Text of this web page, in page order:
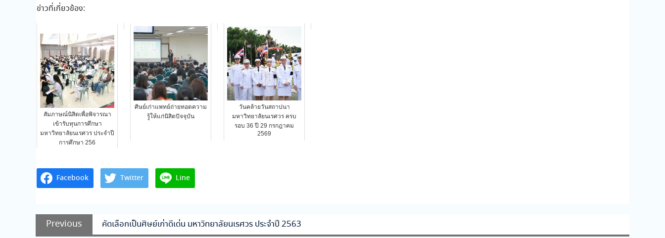
ข่าวที่เกี่ยวข้อง:
สัมภาษณ์นิสิตเพื่อพิจารณา
เข้ารับทุนการศึกษา
มหาวิทยาลัยนเรศวร ประจำปี
การศึกษา 256
ศิษย์เก่าแพทย์ถ่ายทอดความ
รู้ให้แก่นิสิตปัจจุบัน
วันคล้ายวันสถาปนา
มหาวิทยาลัยนเรศวร ครบ
รอบ 36 ปี 29 กรกฎาคม
2569
Facebook Twitter Line
แนะแนว
เรื่อง
Previous
Previous
post:
คัดเลือกเป็นศิษย์เก่าดีเด่น มหาวิทยาลัยนเรศวร ประจำปี 2563